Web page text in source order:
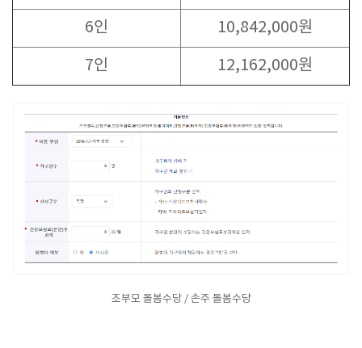
6인 10,842,000원
7인 12,162,000원
조부모 돌봄수당 / 손주 돌봄수당